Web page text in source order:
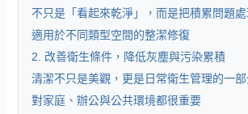
不只是「看起來乾淨」，而是把積累問題
適用於不同類型空間的整潔修復
2. 改善衛生條件，降低灰塵與污染累積
清潔不只是美觀，更是日常衛生管理的一
對家庭、辦公與公共環境都很重要